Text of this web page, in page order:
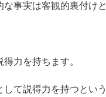
な事実は客観的裏付け
力を持ちます。
て説得力を持つという